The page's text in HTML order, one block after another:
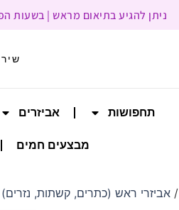
ניתן להגיע בתיאום מראש | בשעות הפעילות 9:00 עד 20:00 ניתן לרכוש במקום , מרחוב
תחפושות אביזרים
מבצעים חמים
/ אביזרי ראש (כתרים, קשתות, נזרים)